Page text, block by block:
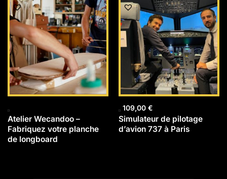
Atelier Wecandoo –
Fabriquez votre planche
de longboard
109,00 €
Simulateur de pilotage
d’avion 737 à Paris